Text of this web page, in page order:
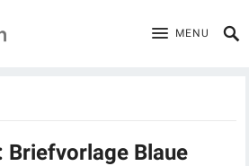
MENU
Briefvorlage Blaue